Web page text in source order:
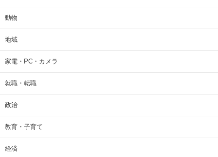
動物
地域
家電・PC・カメラ
就職・転職
政治
教育・子育て
経済